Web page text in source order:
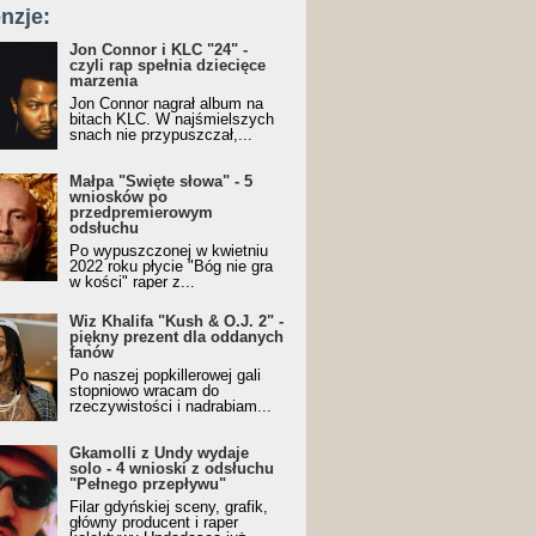
Jon Connor i KLC "24" -
czyli rap spełnia dziecięce
marzenia
Jon Connor nagrał album na
bitach KLC. W najśmielszych
snach nie przypuszczał,...
Małpa "Święte słowa" - 5
wniosków po
przedpremierowym
odsłuchu
Po wypuszczonej w kwietniu
2022 roku płycie "Bóg nie gra
w kości" raper z...
Wiz Khalifa "Kush & O.J. 2" -
piękny prezent dla oddanych
fanów
Po naszej popkillerowej gali
stopniowo wracam do
rzeczywistości i nadrabiam...
Gkamolli z Undy wydaje
solo - 4 wnioski z odsłuchu
"Pełnego przepływu"
Filar gdyńskiej sceny, grafik,
główny producent i raper